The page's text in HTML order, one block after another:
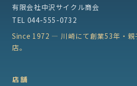
有限会社中沢サイクル商会
TEL 044-555-0732
Since 1972 — 川崎にて創業53年・親
店。
店舗